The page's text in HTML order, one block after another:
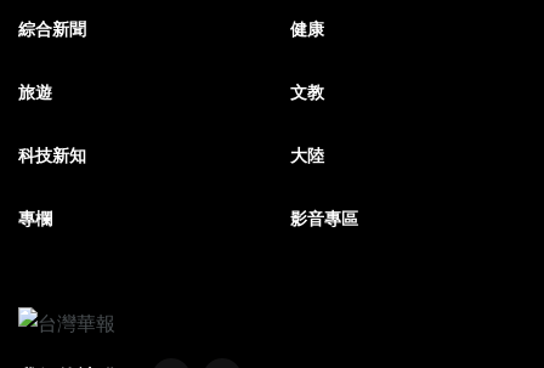
綜合新聞 健康
旅遊 文教
科技新知 大陸
專欄 影音專區